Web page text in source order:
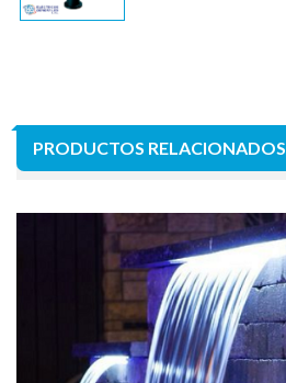
PRODUCTOS RELACIONADOS